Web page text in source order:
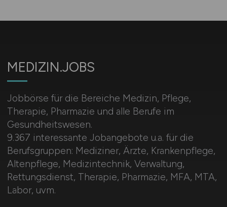
MEDIZIN.JOBS
Jobbörse für die Bereiche Medizin, Pflege,
Therapie, Pharmazie und alle Berufe im
Gesundheitswesen.
9.367 interessante Jobangebote u.a. für die
Berufsgruppen: Mediziner, Ärzte, Krankenpflege,
Altenpflege, Medizintechnik, Verwaltung,
Rettungsdienst, Therapie, Pharmazie, MFA, MTA,
Labor, uvm.